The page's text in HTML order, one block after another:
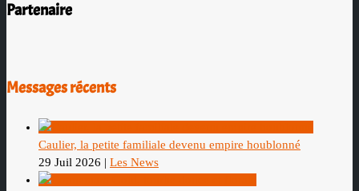
Partenaire
Messages récents
Caulier, la petite familiale devenu empire houblonné
29 Juil 2026 | Les News